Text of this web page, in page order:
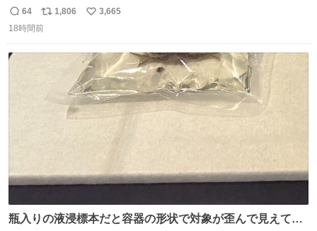
しが決まり、どうしても処分して欲しくない食器棚と机の
引き取り手を探しております この2つは私の祖母が当初一
さで亡くなりましたが、この家具達をとても大切にしてお
りました 続く↓
返
信
64
リ
ポ
1,806
い
数
3,665
18時間前
瓶入りの液浸標本だと容器の形状で対象が歪んで見えてし